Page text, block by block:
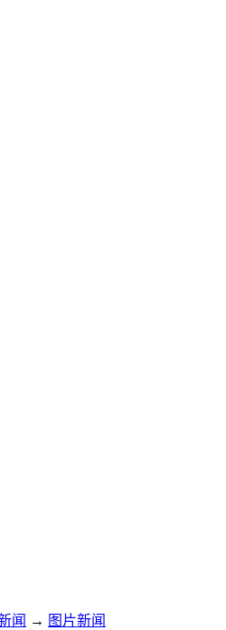
闻 → 图片新闻